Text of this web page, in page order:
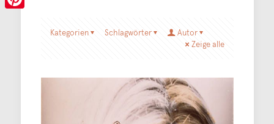
Kategorien Schlagwörter
Autor
Zeige alle